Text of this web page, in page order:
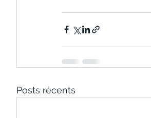
Posts récents